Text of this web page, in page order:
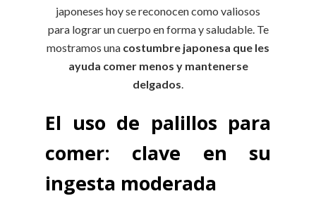
japoneses hoy se reconocen como valiosos
para lograr un cuerpo en forma y saludable. Te
mostramos una costumbre japonesa que les
ayuda comer menos y mantenerse
delgados
El uso de palillos para
comer: clave en su
ingesta moderada